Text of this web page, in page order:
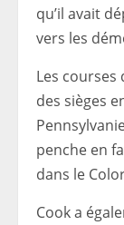
qu’il avait
vers les
Les
des sièges
penche en
dans le
Cook a